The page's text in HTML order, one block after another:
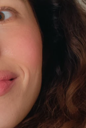
appareils
commandes
Mes adresses
中文